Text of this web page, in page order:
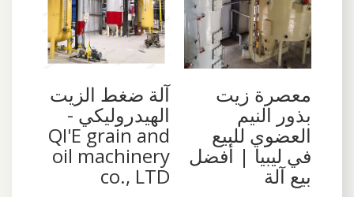
معصرة زيت
بذور النيم
العضوي للبيع
في ليبيا | أفضل
بيع آلة
آلة ضغط الزيت
الهيدروليكي -
QI'E grain and
oil machinery
co., LTD